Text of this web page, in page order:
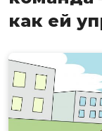
как ей